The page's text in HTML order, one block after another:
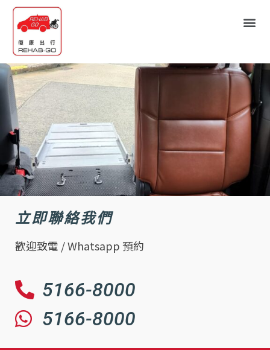
立即聯絡我們
歡迎致電 / Whatsapp 預約
5166-8000
5166-8000